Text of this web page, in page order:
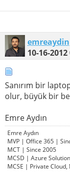
emreaydin
10-16-2012
Sanırım bir
olur, büyük bir
Emre Aydın
Emre Aydın
MVP | Office 365 |
MCT | Since 2005
MCSD | Azure
MCSE | Private